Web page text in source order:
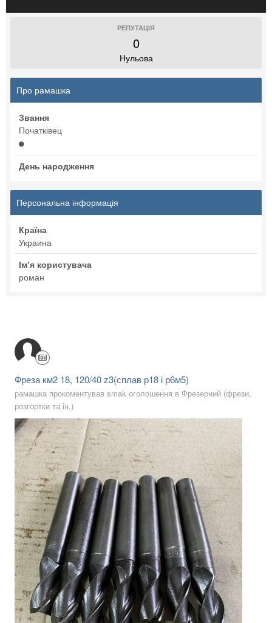
РЕПУТАЦІЯ
0
Нульова
Про рамашка
Звання
Початківец
День народження
Персональна інформація
Країна
Украина
Імʼя користувача
роман
Фреза км2 18, 120/40 z3(сплав р18 і р6м5)
рамашка прокоментував smak оголошення в Фрезерний (фрези,
розгортки та ін.)